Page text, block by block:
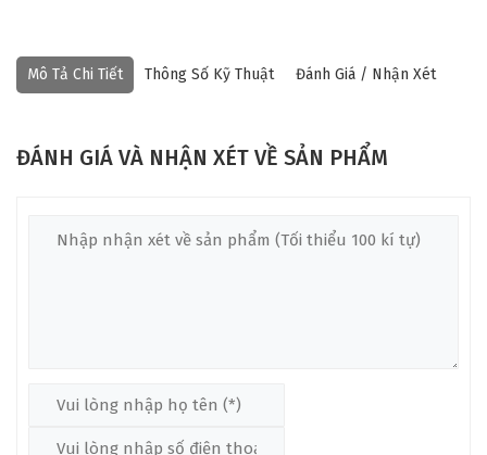
Mô Tả Chi Tiết Thông Số Kỹ Thuật Đánh Giá / Nhận Xét
ĐÁNH GIÁ VÀ NHẬN XÉT VỀ SẢN PHẨM